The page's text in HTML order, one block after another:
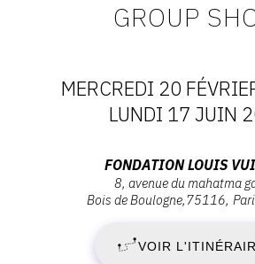
CONTACT
CGV
SUIVEZ-
INSTAGRAM
FACEBOOK
GROUP
:
20
MERCREDI 20
LUNDI 17 JUIN
Fondation
FONDATION LOUIS
8, avenue du mahatma
Bois de Boulogne 75116
VOIR